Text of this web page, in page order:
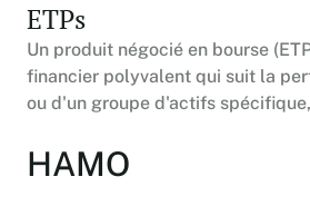
Centre de documents /
center
Accédez a tous les documents
Inside the NCI
Guides - Rapports
Articles
Communiqués de Hashdex
À propos
Notre partenariat avec Nasdaq
FAQ
ETPs
Un produit négocié en bourse
financier polyvalent qui suit la
ou d'un groupe d'actifs
HAMO